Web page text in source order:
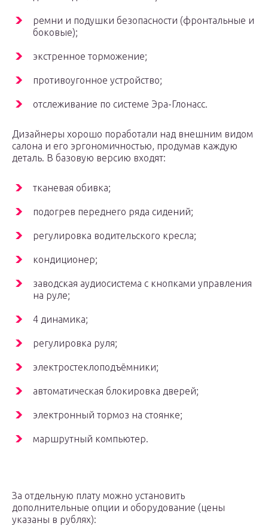
ремни и подушки безопасности (фронтальные и
боковые);
экстренное торможение;
противоугонное устройство;
отслеживание по системе Эра-Глонасс.
Дизайнеры хорошо поработали над внешним видом
салона и его эргономичностью, продумав каждую
деталь. В базовую версию входят:
тканевая обивка;
подогрев переднего ряда сидений;
регулировка водительского кресла;
кондиционер;
заводская аудиосистема с кнопками управления
на руле;
4 динамика;
регулировка руля;
электростеклоподъёмники;
автоматическая блокировка дверей;
электронный тормоз на стоянке;
маршрутный компьютер.
За отдельную плату можно установить
дополнительные опции и оборудование (цены
указаны в рублях):